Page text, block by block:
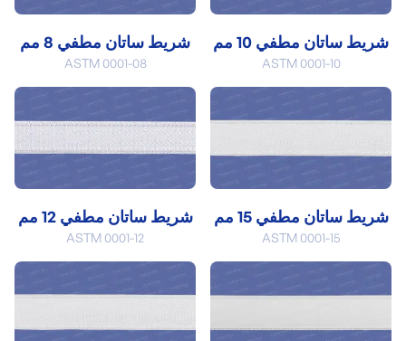
شريط ساتان مطفي 8 مم
ASTM 0001-08
شريط ساتان مطفي 10 مم
ASTM 0001-10
شريط ساتان مطفي 12 مم
ASTM 0001-12
شريط ساتان مطفي 15 مم
ASTM 0001-15